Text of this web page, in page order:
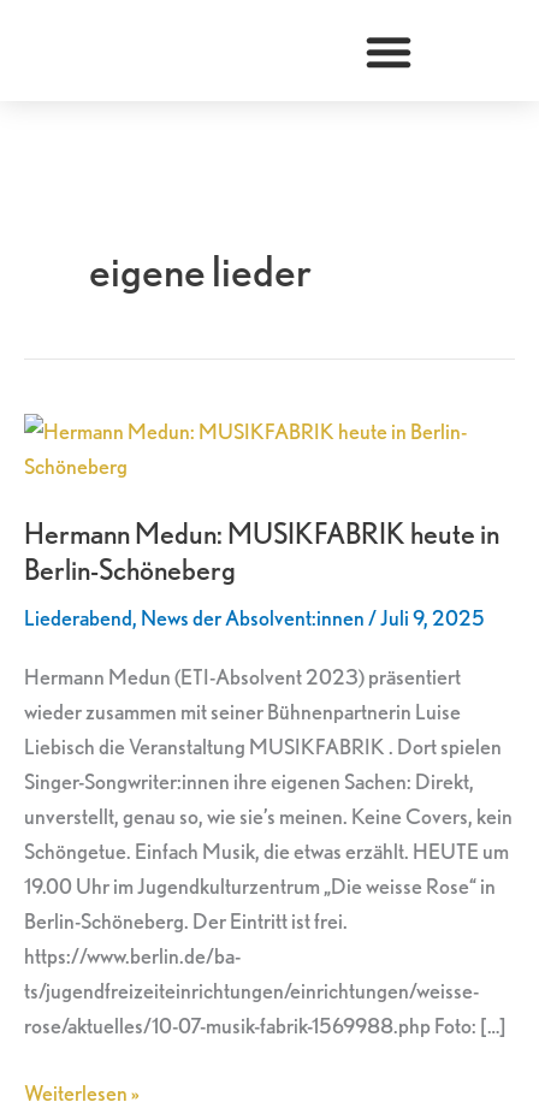
eigene lieder
Hermann Medun: MUSIKFABRIK heute in
Berlin-Schöneberg
Liederabend, News der Absolvent:innen/Juli 9, 2025
Hermann Medun (ETI-Absolvent 2023) präsentiert
wieder zusammen mit seiner Bühnenpartnerin Luise
Liebisch die Veranstaltung MUSIKFABRIK . Dort spielen
Singer-Songwriter:innen ihre eigenen Sachen: Direkt,
unverstellt, genau so, wie sie’s meinen. Keine Covers, kein
Schöngetue. Einfach Musik, die etwas erzählt. HEUTE um
19.00 Uhr im Jugendkulturzentrum „Die weisse Rose“ in
Berlin-Schöneberg. Der Eintritt ist frei.
https://www.berlin.de/ba-
ts/jugendfreizeiteinrichtungen/einrichtungen/weisse-
rose/aktuelles/10-07-musik-fabrik-1569988.php Foto: […]
Hermann
Medun:
heute
in
Berlin-
Weiterlesen »